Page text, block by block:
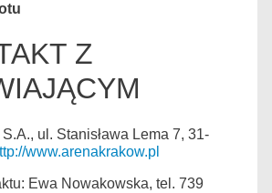
Z
ul. Stanisława Lema 7, 31-
www.arenakrakow.pl
Ewa Nowakowska, tel. 739